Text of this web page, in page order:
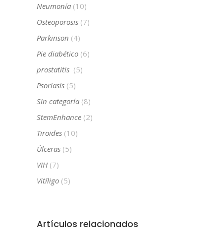
Neumonía (10)
Osteoporosis (7)
Parkinson (4)
Pie diabético (6)
prostatitis (5)
Psoriasis (5)
Sin categoría (8)
StemEnhance (2)
Tiroides (10)
Úlceras (5)
VIH (7)
Vitíligo (5)
Artículos relacionados